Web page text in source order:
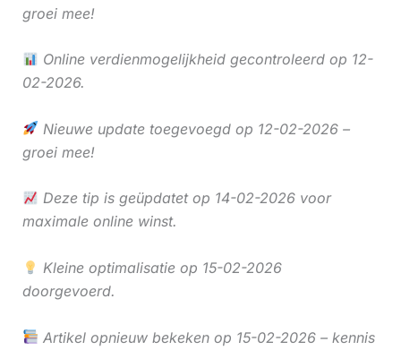
groei mee!
Online verdienmogelijkheid gecontroleerd op 12-
02-2026.
Nieuwe update toegevoegd op 12-02-2026 –
groei mee!
Deze tip is geüpdatet op 14-02-2026 voor
maximale online winst.
Kleine optimalisatie op 15-02-2026
doorgevoerd.
Artikel opnieuw bekeken op 15-02-2026 – kennis